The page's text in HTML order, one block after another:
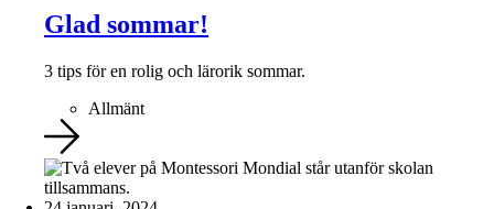
Glad sommar!
3 tips för en rolig och lärorik sommar.
Allmänt